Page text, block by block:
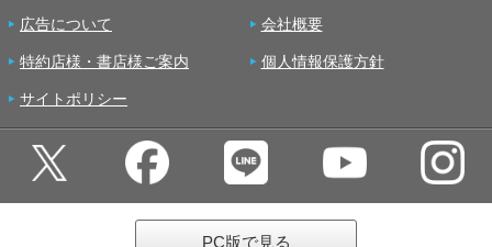
広告について 会社概要
特約店様・書店様ご案内 個人情報保護方針
サイトポリシー
PC版で見る